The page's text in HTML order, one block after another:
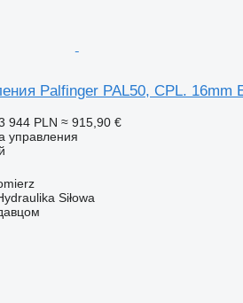
Palfinger PAL50, CPL.
944 PLN ≈ 915,90 €
управления
Siłowa